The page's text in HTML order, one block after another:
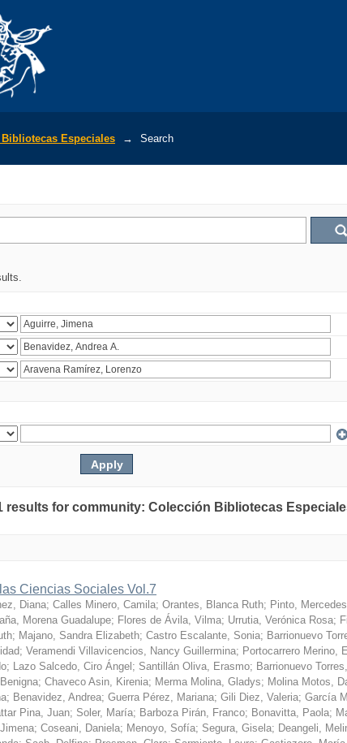
Especiales → Search
results for community: Colección Bibliotecas
Ciencias Sociales Vol.7
Diana; Calles Minero, Camila; Orantes, Blanca Ruth; Pinto, Mercedes
Morena Guadalupe; Flores de Ávila, Vilma; Urrutia, Verónica Rosa;
; Majano, Sandra Elizabeth; Castro Escalante, Sonia; Barrionuevo
; Veramendi Villavicencios, Nancy Guillermina; Portocarrero Merino,
; Lazo Salcedo, Ciro Ángel ; Santillán Oliva, Erasmo; Barrionuevo
; Chaveco Asin, Kirenia; Merma Molina, Gladys; Molina Motos,
; Benavidez, Andrea; Guerra Pérez, Mariana; Gili Diez, Valeria; García
Pina, Juan; Soler, María; Barboza Pirán, Franco; Bonavitta, Paola;
; Coseani, Daniela; Menoyo, Sofía; Segura, Gisela; Deangeli,